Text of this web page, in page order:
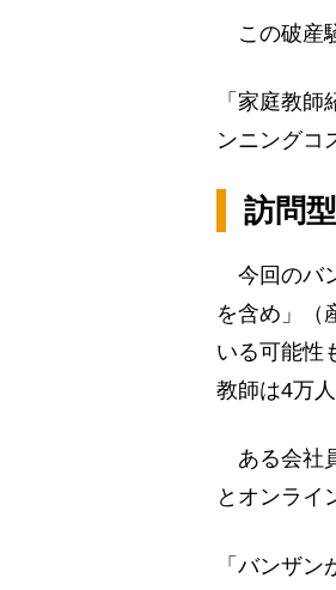
この破産
「家庭教
ンニングコ
訪問
今回のバ
を含め」（
いる可能性
教師は4万
ある会社
とオンライ
「バンザ